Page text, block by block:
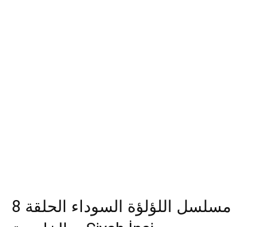
مسلسل اللؤلؤة السوداء الحلقة 8